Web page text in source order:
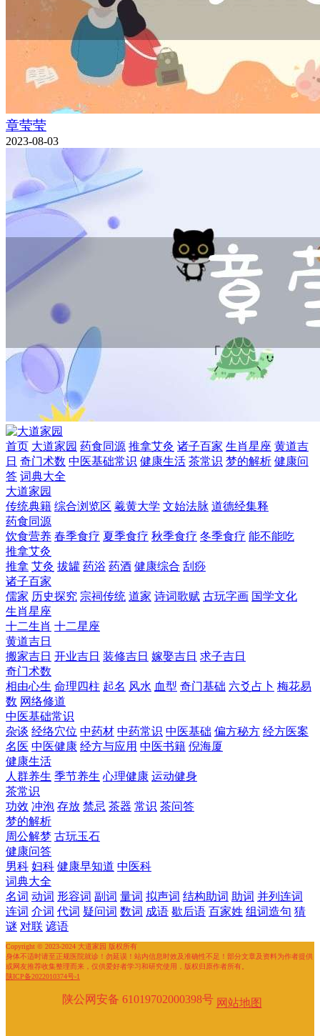
章莹莹
2023-08-03
首页 大道家园 药食同源 推拿艾灸 诸子百家 生肖星座 黄道吉
日 奇门术数 中医基础常识 健康生活 茶常识 梦的解析 健康问
答 词典大全
大道家园
传统典籍 综合浏览区 羲黄大学 文始法脉 道德经集释
药食同源
饮食营养 春季食疗 夏季食疗 秋季食疗 冬季食疗 能不能吃
推拿艾灸
推拿 艾灸 拔罐 药浴 药酒 健康综合 刮痧
诸子百家
儒家 历史探究 宗祠传统 道家 诗词歌赋 古玩字画 国学文化
生肖星座
十二生肖 十二星座
黄道吉日
搬家吉日 开业吉日 装修吉日 嫁娶吉日 求子吉日
奇门术数
相由心生 命理四柱 起名 风水 血型 奇门基础 六爻占卜 梅花易
数 网络修道
中医基础常识
杂谈 经络穴位 中药材 中药常识 中医基础 偏方秘方 经方医案
名医 中医健康 经方与应用 中医书籍 倪海厦
健康生活
人群养生 季节养生 心理健康 运动健身
茶常识
功效 冲泡 存放 禁忌 茶器 常识 茶问答
梦的解析
周公解梦 古玩玉石
健康问答
男科 妇科 健康早知道 中医科
词典大全
名词 动词 形容词 副词 量词 拟声词 结构助词 助词 并列连词
连词 介词 代词 疑问词 数词 成语 歇后语 百家姓 组词造句 猜
谜 对联 谚语
Copyright © 2023-2024 大道家园 版权所有
身体不适时请至正规医院就诊！勿延误！站内信息时效及准确性不足！部分文章及资料为作者提供
或网友推荐收集整理而来，仅供爱好者学习和研究使用，版权归原作者所有。
陕ICP备2022010374号-1
陕公网安备 61019702000398号 网站地图